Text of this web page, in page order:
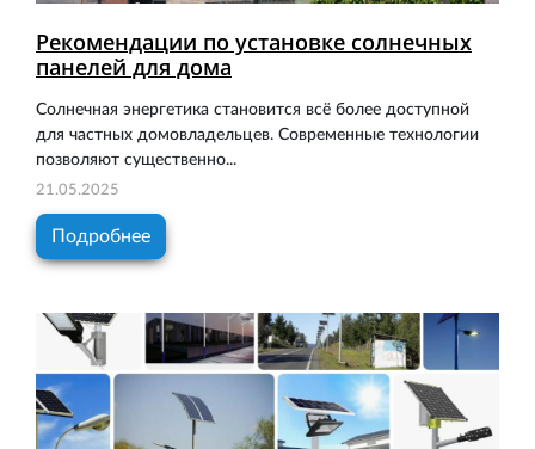
Рекомендации по установке солнечных
панелей для дома
Солнечная энергетика становится всё более доступной
для частных домовладельцев. Современные технологии
позволяют существенно...
21.05.2025
Подробнее